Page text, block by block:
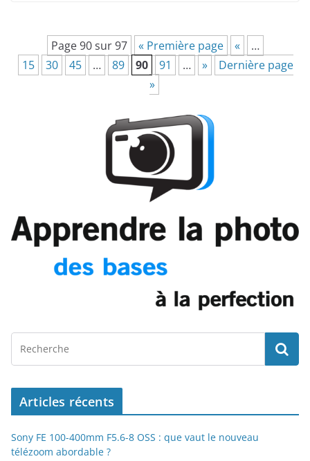
Page 90 sur 97 « Première page «
…
15
30 45 … 89 90 91 … »
Dernière page
»
Articles récents
Sony FE 100-400mm F5.6-8 OSS : que vaut le nouveau
télézoom abordable ?